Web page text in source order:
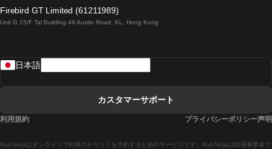
ローマからナポリまでの列車
Firebird GT Limited (61211989)
Unit G 15/F Tal Building 49 Austin Road, KL, Hong Kong
Rail Ninjaはオンラインで列車のチケットを予約するためのサービスです。Rail Ninjaは鉄道事業者で
日本語
カスタマーサポート
利用規約 プライバシーポリシー声明